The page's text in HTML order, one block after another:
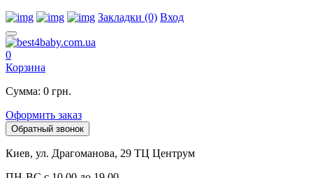
Закладки (0) Вход
0
Корзина
Сумма: 0 грн.
Оформить заказ
Обратный звонок
Киев, ул. Драгоманова, 29 ТЦ Центрум